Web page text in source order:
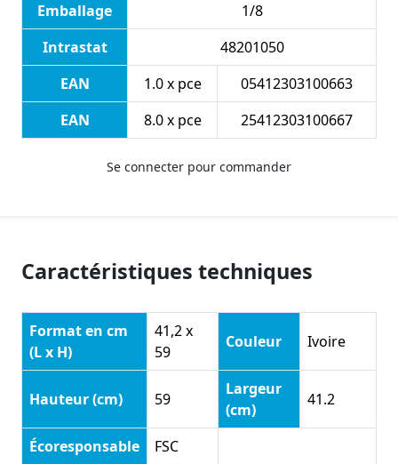
Emballage
1/8
Intrastat
48201050
EAN
1.0 x pce
05412303100663
EAN
8.0 x pce 25412303100667
Se connecter pour commander
Caractéristiques techniques
Format en cm
(L x H)
41,2 x
59
Couleur Ivoire
Hauteur (cm) 59
Largeur
(cm)
41.2
Écoresponsable FSC